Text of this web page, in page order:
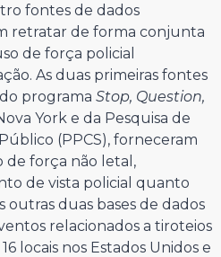
fontes de dados
retratar de forma conjunta
de força policial
As duas primeiras fontes
programa Stop, Question,
York e da Pesquisa de
(PPCS), forneceram
de força não letal,
de vista policial quanto
outras duas bases de dados
relacionados a tiroteios
locais nos Estados Unidos e